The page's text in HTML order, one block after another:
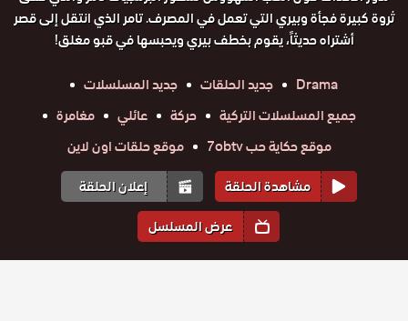
ثروة كبيرة فجأة وبيري التي تعمل في المصرف. تامر الذي انتقل إلى قصر
أشتراه حديثاً، يقوم بخطف بيري ويحبسها في قبو مغلق!
Drama
جديد الحلقات
جديد المسلسلات
جميع المسلسلات التركية
حركة عائلي
مغامرة
موقع حكاية حب 7obtv
موقع حلقات اون لاين
مشاهدة الحلقة
إعلان الحلقة
عرض المسلسل